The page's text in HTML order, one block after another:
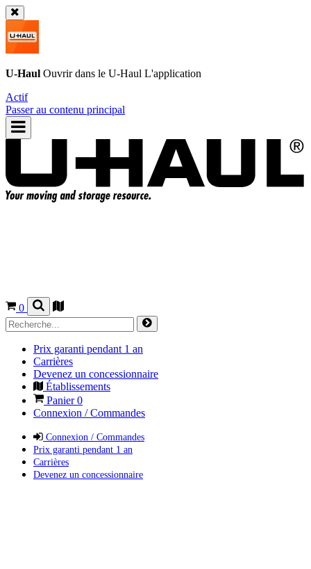
U-Haul Ouvrir dans le U-Haul L'application
Actif
Passer au contenu principal
0
Prix garanti pendant 1 an
Carrières
Devenez un concessionnaire
Établissements
Panier0
Connexion / Commandes
Connexion / Commandes
Prix garanti pendant 1 an
Carrières
Devenez un concessionnaire